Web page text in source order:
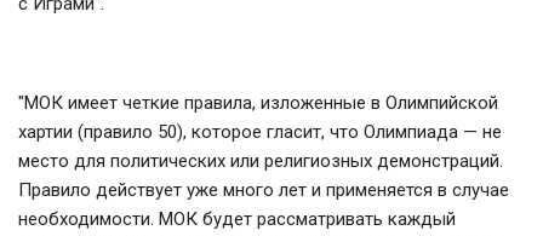
"МОК имеет четкие правила, изложенные в Олимпийской
хартии (правило 50), которое гласит, что Олимпиада — не
место для политических или религиозных демонстраций.
Правило действует уже много лет и применяется в случае
необходимости. МОК будет рассматривать каждый